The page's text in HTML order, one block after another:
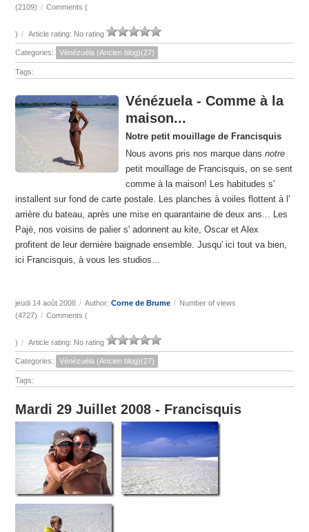
(2109) / Comments (
) / Article rating: No rating
Categories: Vénézuéla (Ancien blog)(27)
Tags:
Vénézuela - Comme à la
maison...
Notre petit mouillage de Francisquis
Nous avons pris nos marque dansnotre
petit mouillage de Francisquis, on se sent
comme à la maison! Les habitudes s'
installent sur fond de carte postale. Les planches à voiles flottent à l'
arrière du bateau, après une mise en quarantaine de deux ans... Les
Pajè, nos voisins de palier s' adonnent au kite, Oscar et Alex
profitent de leur dernière baignade ensemble. Jusqu' ici tout va bien,
ici Francisquis, à vous les studios...
jeudi 14 août 2008 / Author:Corne de Brume / Number of views
(4727) / Comments (
) / Article rating: No rating
Categories: Vénézuéla (Ancien blog)(27)
Tags:
Mardi 29 Juillet 2008 - Francisquis